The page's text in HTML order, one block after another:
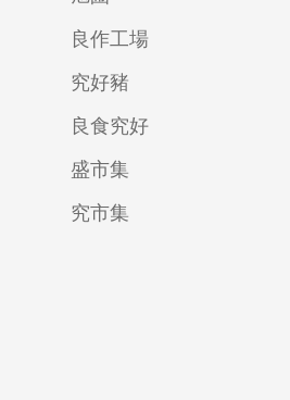
良作工場
究好豬
良食究好
盛市集
究市集